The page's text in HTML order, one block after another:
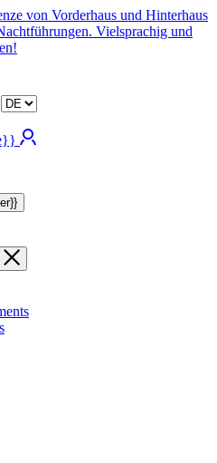
von Vorderhaus und Hinterhaus
Vielsprachig und